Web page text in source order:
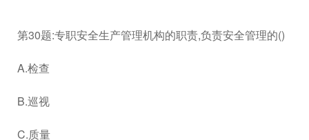
第30题:专职安全生产管理机构的职责,负责安全管理的()
A.检查
B.巡视
C.质量